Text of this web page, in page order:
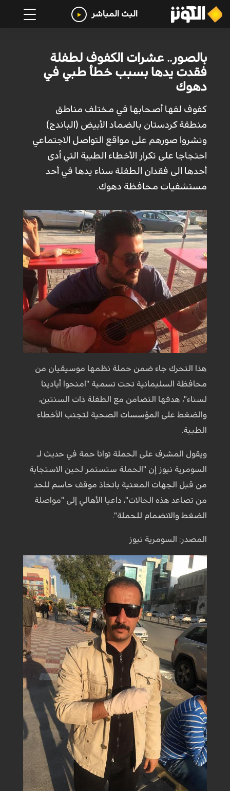
البث المباشر
بالصور.. عشرات الكفوف لطفلة
فقدت يدها بسبب خطأ طبي في
دهوك
كفوف لفها أصحابها في مختلف مناطق
منطقة كردستان بالضماد الأبيض (الباندج)
ونشروا صورهم على مواقع التواصل الاجتماعي
احتجاجا على تكرار الأخطاء الطبية التي أدى
أحدها الى فقدان الطفلة سناء يدها في أحد
مستشفيات محافظة دهوك.
هذا التحرك جاء ضمن حملة نظمها موسيقيان من
محافظة السليمانية تحت تسمية "امنحوا أيادينا
لسناء"، هدفها التضامن مع الطفلة ذات السنتين،
والضغط على المؤسسات الصحية لتجنب الأخطاء
الطبية.
ويقول المشرف على الحملة توانا حمة في حديث لـ
السومرية نيوز إن "الحملة ستستمر لحين الاستجابة
من قبل الجهات المعنية باتخاذ موقف حاسم للحد
من تصاعد هذه الحالات"، داعيا الأهالي إلى "مواصلة
الضغط والانضمام للحملة".
المصدر: السومرية نيوز